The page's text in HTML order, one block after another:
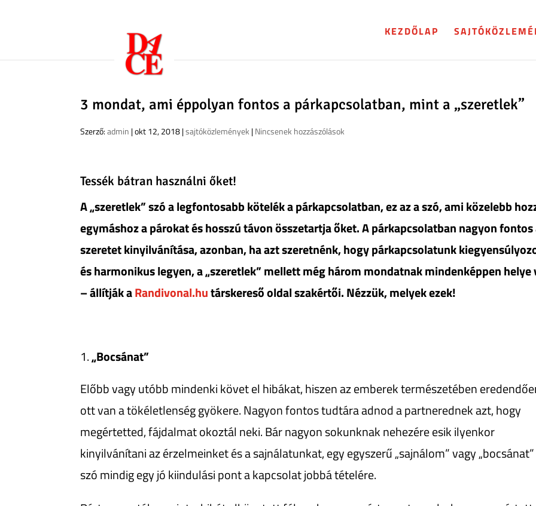
KEZDŐLAP
3 mondat, ami éppolyan fontos a párkapcsolatban, mint a „szeretlek”
Szerző:admin |okt 12, 2018|sajtóközlemények |Nincsenek hozzászólások
Tessék bátran használni őket!
A „szeretlek” szó a legfontosabb kötelék a párkapcsolatban, ez az a szó, ami közelebb
egymáshoz a párokat és hosszú távon összetartja őket. A párkapcsolatban nagyon fontos
szeretet kinyilvánítása, azonban, ha azt szeretnénk, hogy párkapcsolatunk
és harmonikus legyen, a „szeretlek” mellett még három mondatnak mindenképpen helye
– állítják aRandivonal.hutárskereső oldal szakértői. Nézzük, melyek ezek!
„Bocsánat”
Előbb vagy utóbb mindenki követ el hibákat, hiszen az emberek természetében
ott van a tökéletlenség gyökere. Nagyon fontos tudtára adnod a partnerednek azt, hogy
megértetted, fájdalmat okoztál neki. Bár nagyon sokunknak nehezére esik ilyenkor
kinyilvánítani az érzelmeinket és a sajnálatunkat, egy egyszerű „sajnálom” vagy „bocsánat”
szó mindig egy jó kiindulási pont a kapcsolat jobbá tételére.